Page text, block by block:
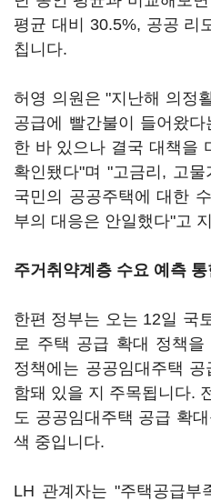
평균 대비 30.5%, 공공 리
칩니다.
허영 의원은 "지난해 의정
공급에 빨간불이 들어왔
한 바 있으나 결국 대책을
확인됐다"며 "고금리, 고
국민의 공공주택에 대한
부의 대응은 안일했다"고
주거취약계층 수요 예측
한편 정부는 오는 12일 국
로 주택 공급 확대 정책
정책에는 공공임대주택
함돼 있을 지 주목됩니다.
도 공공임대주택 공급 확
색 중입니다.
LH 관계자는 "주택공급부